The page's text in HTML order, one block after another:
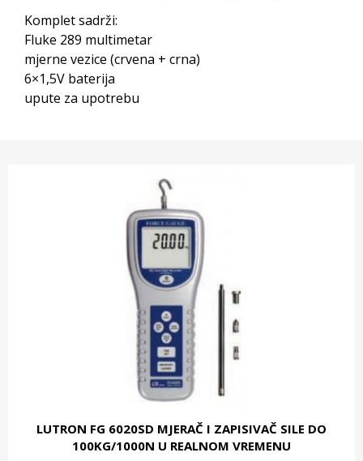
Komplet sadrži:
Fluke 289 multimetar
mjerne vezice (crvena + crna)
6×1,5V baterija
upute za upotrebu
LUTRON FG 6020SD MJERAČ I ZAPISIVAČ SILE DO
100KG/1000N U REALNOM VREMENU